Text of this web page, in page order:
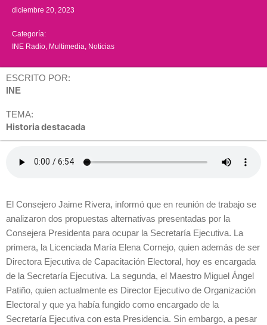
diciembre 20, 2023
Categoría:
INE Radio Multimedia Noticias
ESCRITO POR:
INE
TEMA:
Historia destacada
El Consejero Jaime Rivera, informó que en reunión de trabajo se
analizaron dos propuestas alternativas presentadas por la
Consejera Presidenta para ocupar la Secretaría Ejecutiva. La
primera, la Licenciada María Elena Cornejo, quien además de ser
Directora Ejecutiva de Capacitación Electoral, hoy es encargada
de la Secretaría Ejecutiva. La segunda, el Maestro Miguel Ángel
Patiño, quien actualmente es Director Ejecutivo de Organización
Electoral y que ya había fungido como encargado de la
Secretaría Ejecutiva con esta Presidencia. Sin embargo, a pesar